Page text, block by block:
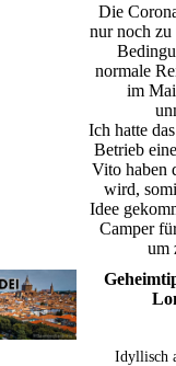
Die
nur noch zu
normale
im
Ich hatte
Betrieb
Vito haben
wird,
Idee
Camper
um
Idyllisch